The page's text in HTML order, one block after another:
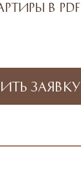
в PDF
заявку